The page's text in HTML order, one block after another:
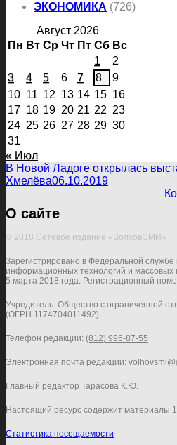
ЭКОНОМИКА (726)
Август 2026
Пн Вт Ср Чт Пт Сб Вс
1
2
3
4 5 6 7 8
9
10 11 12 13 14 15 16
17 18 19 20 21 22 23
24 25 26 27 28 29 30
31
« Июл
В Новой Ладоге открылась
Хмелёва06.10.2019
О сайте
© 2018 Сетевое издание «ВолховСМИ»
Зарегистрировано в Федеральной
информационных технологий и массовых
5 марта 2018 года. Регистрационный
Учредитель: Общество с ограниченной
(ОГРН 1174704011492)
Телефон редакции: (812) 996-87-55
Электронная почта редакции:
Главный редактор Тарасова К.Ю.
Настоящий ресурс содержит материалы
Статистика посещаемости